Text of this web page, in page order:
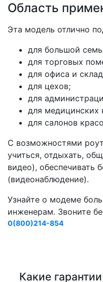
Область
Эта модель отлично
для большой
для торговых
для офиса и
для цехов;
для
для медицинских
для салонов
С возможностями
учиться, отдыхать,
видео), обеспечивать
(видеонаблюдение).
Узнайте о модеме
инженерам. Звоните
0(800)214-854
Какие